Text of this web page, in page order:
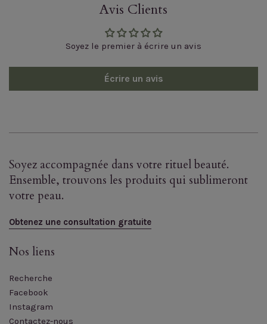
Avis Clients
Soyez le premier à écrire un avis
Écrire un avis
Soyez accompagnée dans votre rituel beauté.
Ensemble, trouvons les produits qui sublimeront
votre peau.
Obtenez une consultation gratuite
Nos liens
Recherche
Facebook
Instagram
Contactez-nous